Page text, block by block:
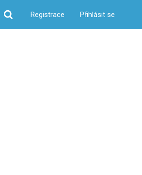
Hledat
Registrace Přihlásit se